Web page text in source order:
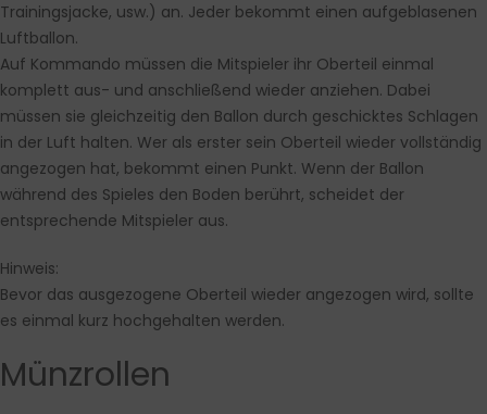
Trainingsjacke, usw.) an. Jeder bekommt einen aufgeblasenen
Luftballon.
Auf Kommando müssen die Mitspieler ihr Oberteil einmal
komplett aus- und anschließend wieder anziehen. Dabei
müssen sie gleichzeitig den Ballon durch geschicktes Schlagen
in der Luft halten. Wer als erster sein Oberteil wieder vollständig
angezogen hat, bekommt einen Punkt. Wenn der Ballon
während des Spieles den Boden berührt, scheidet der
entsprechende Mitspieler aus.
Hinweis:
Bevor das ausgezogene Oberteil wieder angezogen wird, sollte
es einmal kurz hochgehalten werden.
Münzrollen